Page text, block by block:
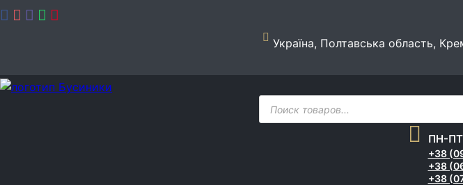
Skip
to
Україна, Полтавська область,
Пошук
товарів
ПН-ПТ
+38
+38
+38